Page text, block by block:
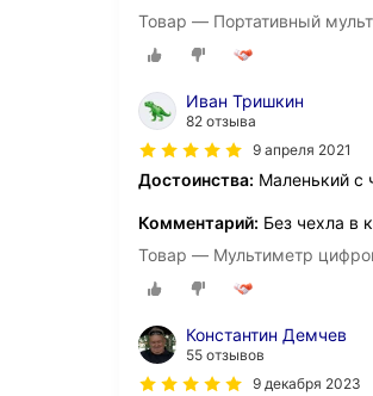
Товар — Портативный
Иван Тришкин
82 отзыва
9 апреля 2021
Достоинства: Маленький с
Комментарий: Без чехла в
Товар — Мультиметр
Константин Демчев
55 отзывов
9 декабря 2023